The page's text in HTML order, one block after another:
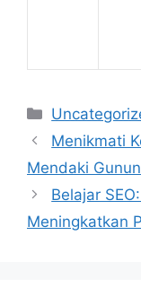
Categories
Menikmati
Mendaki
Belajar
Meningkatkan